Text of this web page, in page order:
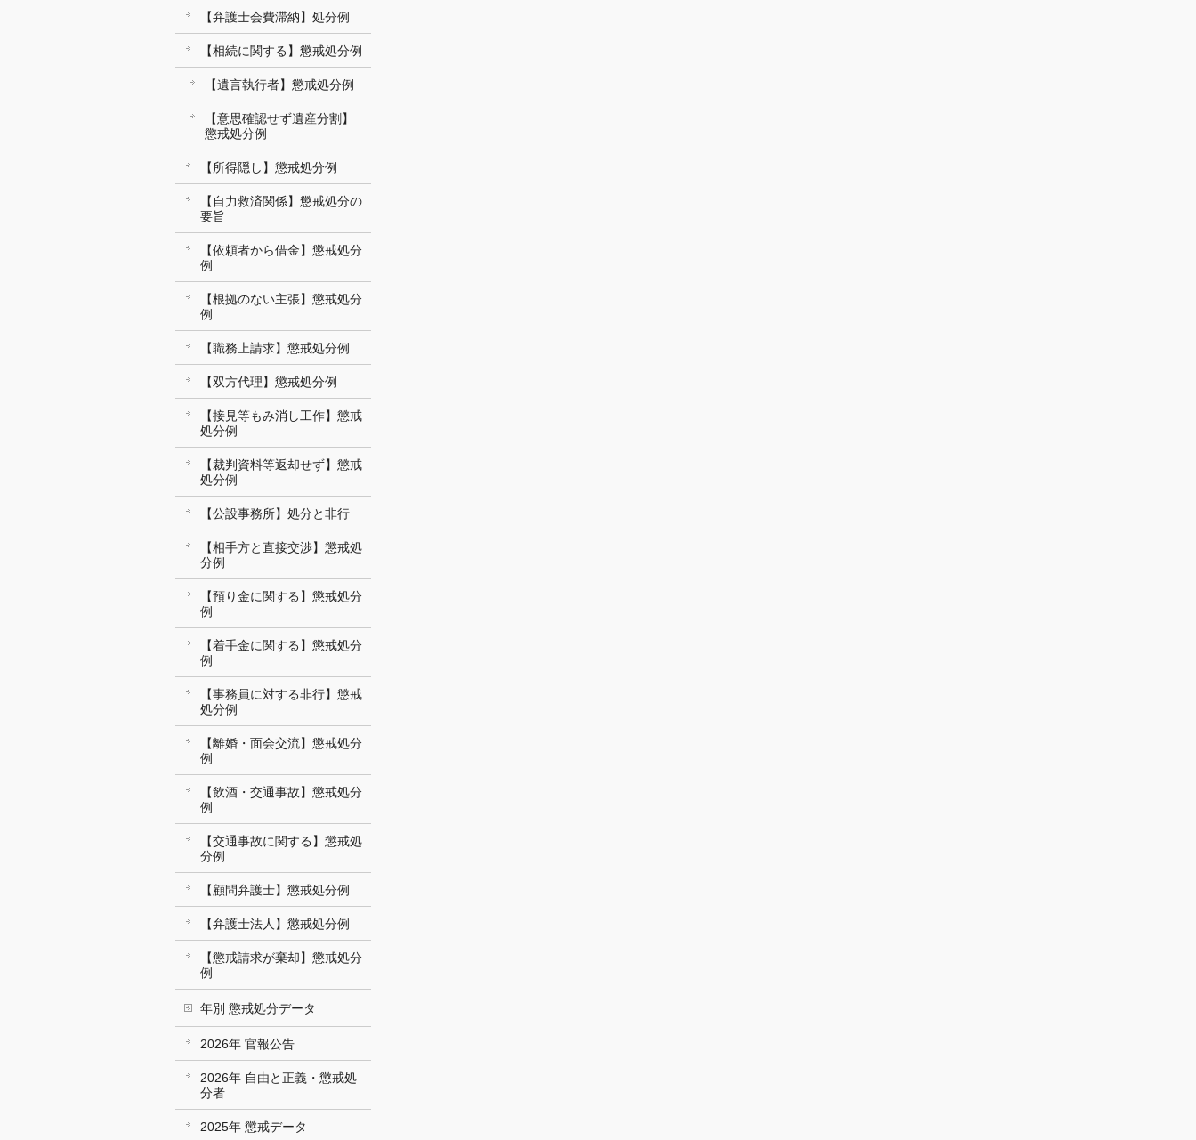
【弁護士会費滞納】処分例
【相続に関する】懲戒処分例
【遺言執行者】懲戒処分例
【意思確認せず遺産分割】
懲戒処分例
【所得隠し】懲戒処分例
【自力救済関係】懲戒処分の
要旨
【依頼者から借金】懲戒処分
例
【根拠のない主張】懲戒処分
例
【職務上請求】懲戒処分例
【双方代理】懲戒処分例
【接見等もみ消し工作】懲戒
処分例
【裁判資料等返却せず】懲戒
処分例
【公設事務所】処分と非行
【相手方と直接交渉】懲戒処
分例
【預り金に関する】懲戒処分
例
【着手金に関する】懲戒処分
例
【事務員に対する非行】懲戒
処分例
【離婚・面会交流】懲戒処分
例
【飲酒・交通事故】懲戒処分
例
【交通事故に関する】懲戒処
分例
【顧問弁護士】懲戒処分例
【弁護士法人】懲戒処分例
【懲戒請求が棄却】懲戒処分
例
年別 懲戒処分データ
2026年 官報公告
2026年 自由と正義・懲戒処
分者
2025年 懲戒データ